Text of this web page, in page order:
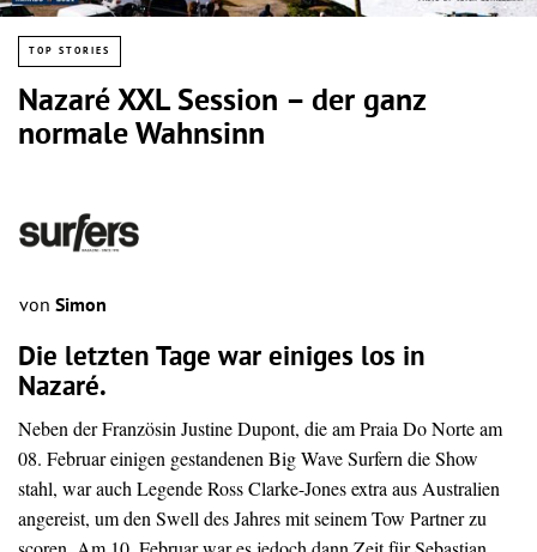
TOP STORIES
Nazaré XXL Session – der ganz
normale Wahnsinn
von Simon
Die letzten Tage war einiges los in
Nazaré.
Neben der Französin Justine Dupont, die am Praia Do Norte am
08. Februar einigen gestandenen Big Wave Surfern die Show
stahl, war auch Legende Ross Clarke-Jones extra aus Australien
angereist, um den Swell des Jahres mit seinem Tow Partner zu